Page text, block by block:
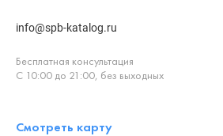
info@spb-katalog.ru
Бесплатная консультация
С 10:00 до 21:00, без выходных
Смотреть карту